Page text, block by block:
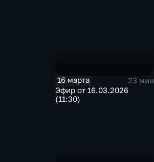
16 марта
23 мин
Эфир от 16.03.2026
(11:30)